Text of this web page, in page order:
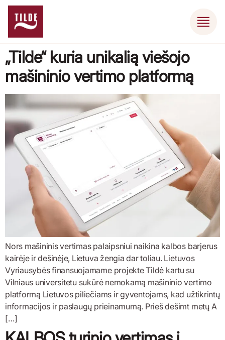
„Tilde“ kuria unikalią viešojo
mašininio vertimo platformą
Nors mašininis vertimas palaipsniui naikina kalbos barjerus
kairėje ir dešinėje, Lietuva žengia dar toliau. Lietuvos
Vyriausybės finansuojamame projekte Tildė kartu su
Vilniaus universitetu sukūrė nemokamą mašininio vertimo
platformą Lietuvos piliečiams ir gyventojams, kad užtikrintų
informacijos ir paslaugų prieinamumą. Prieš dešimt metų A
[…]